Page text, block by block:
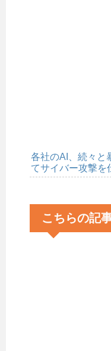
各社のAI、続々
てサイバー攻撃を
こちらの記